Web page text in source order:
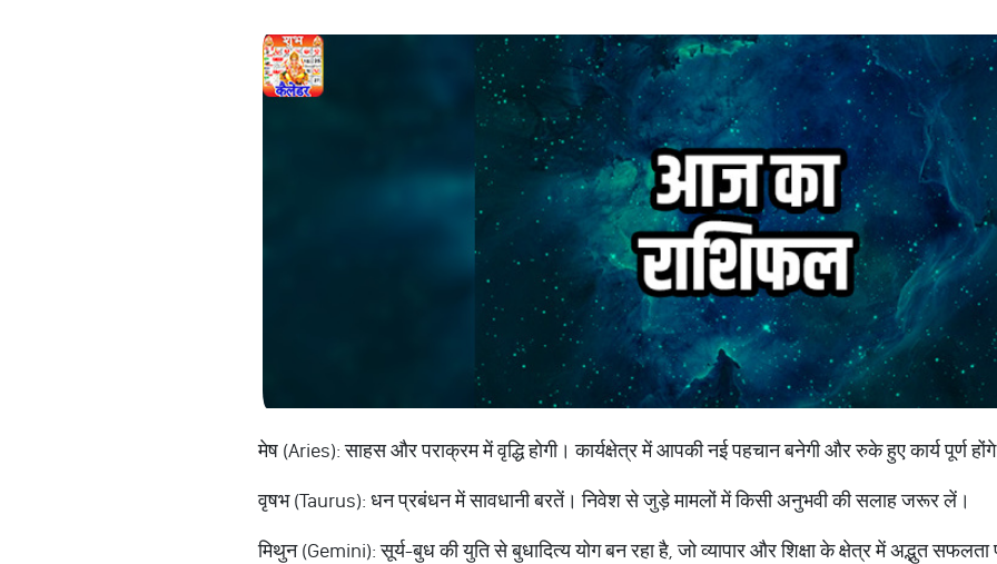
मेष (Aries): साहस और पराक्रम में वृद्धि होगी। कार्यक्षेत्र में आपकी नई पहचान बनेगी और रुके हुए कार्य पूर्ण
वृषभ (Taurus): धन प्रबंधन में सावधानी बरतें। निवेश से जुड़े मामलों में किसी अनुभवी की सलाह जरूर लें।
मिथुन (Gemini): सूर्य-बुध की युति से बुधादित्य योग बन रहा है, जो व्यापार और शिक्षा के क्षेत्र में अद्भुत